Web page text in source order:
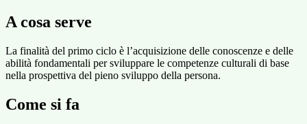
A cosa serve
La finalità del primo ciclo è l’acquisizione delle conoscenze e delle
abilità fondamentali per sviluppare le competenze culturali di base
nella prospettiva del pieno sviluppo della persona.
Come si fa